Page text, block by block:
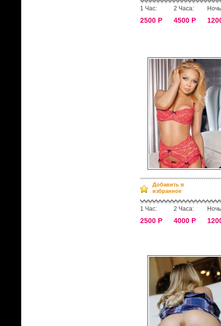
1 Час:
2500 Р
2 Часа:
4500 Р
Добавить в
избранное
1 Час:
2500 Р
2 Часа:
4000 Р